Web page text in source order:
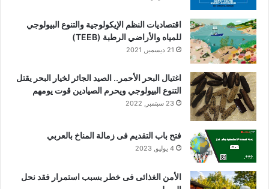
اقتصاديات النظم الإيكولوجية والتنوع البيولوجي
للمياه والأراضي الرطبة (TEEB)
21 ديسمبر, 2021
اغتيال البحر الأحمر.. الصيد الجائر لخيار البحر يقتل
التنوع البيولوجي ويحرم الصيادين قوت يومهم
23 سبتمبر, 2022
فتح باب التقديم فى زمالة المناخ بالعربي
4 يوليو, 2023
الأمن الغذائى فى خطر بسبب استمرار فقد نحل